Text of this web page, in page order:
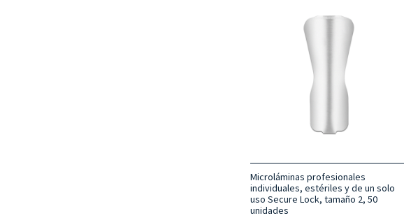
Microláminas profesionales
individuales, estériles y de un solo
uso Secure Lock, tamaño 2, 50
unidades